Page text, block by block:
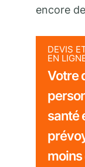
encore
DEVIS
EN
Votre
santé
moins